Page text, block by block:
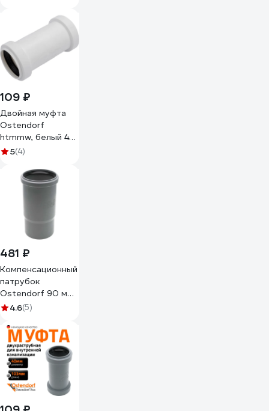
109 ₽
Двойная муфта
Ostendorf
htmmw, белый 40
559760
5(4)
481 ₽
Компенсационный
патрубок
Ostendorf 90 мм
114800
4.6(5)